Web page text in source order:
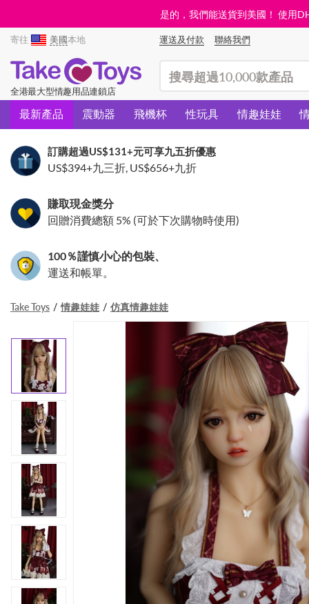
是的，我們能送貨到美國！ 使用
寄往 美國本地 運送及付款 聯絡我們
全港最大型情趣用品連鎖店
最新產品 震動器 飛機杯 性玩具 情趣娃娃
訂購超過US$131+元可享九五折優惠
US$394+九三折, US$656+九折
賺取現金獎分
回贈消費總額 5% (可於下次購物時使用)
100％謹慎小心的包裝、
運送和帳單。
Take Toys 情趣娃娃 仿真情趣娃娃